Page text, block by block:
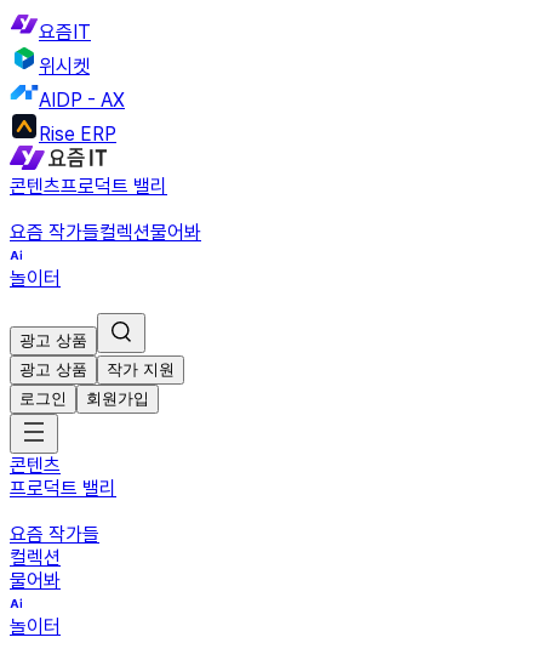
요즘IT
위시켓
AIDP - AX
Rise ERP
콘텐츠프로덕트 밸리
요즘 작가들컬렉션물어봐
놀이터
광고 상품
광고 상품
작가 지원
로그인
회원가입
콘텐츠
프로덕트 밸리
요즘 작가들
컬렉션
물어봐
놀이터